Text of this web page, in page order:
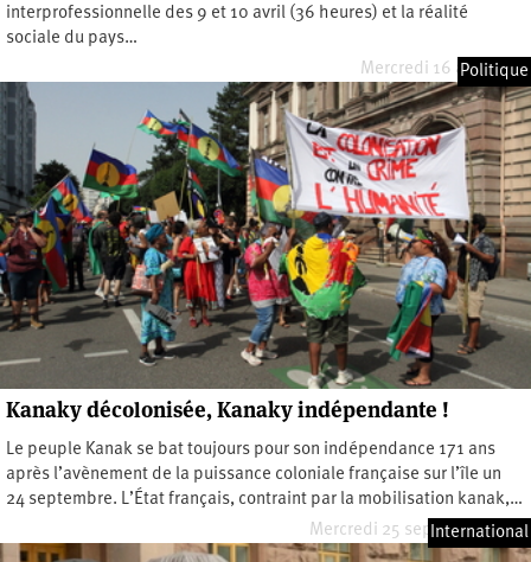
interprofessionnelle des 9 et 10 avril (36 heures) et la réalité
sociale du pays…
Mercredi 16 avril 2025
Politique
Kanaky décolonisée, Kanaky indépendante !
Le peuple Kanak se bat toujours pour son indépendance 171 ans
après l’avènement de la puissance coloniale française sur l’île un
24 septembre. L’État français, contraint par la mobilisation kanak,…
Mercredi 25 septembre 2024
International